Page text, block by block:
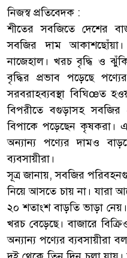
নিজস্ব প্রতিবেদক :
শীতের সবজিতে দেশের
সবজির দাম আকাশছোঁয়া।
নাজেহাল। খরচ বৃদ্ধি ও
বৃদ্ধির প্রভাব পড়েছে
সরবরাহব্যবস্থা বিঘিœত
বিপরীতে বগুড়াসহ
বিপাকে পড়েছেন কৃষকরা।
অন্যান্য পণ্যের দামও
ব্যবসায়ীরা।
সূত্র জানায়, সবজির
নিয়ে আসতে চায় না। যারা
২০ শতাংশ বাড়তি ভাড়া
খরচ বেড়েছে। বাজারে
অন্যান্য পণ্যের ব্যবসায়ীরা